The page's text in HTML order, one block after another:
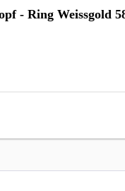
- Ring Weissgold